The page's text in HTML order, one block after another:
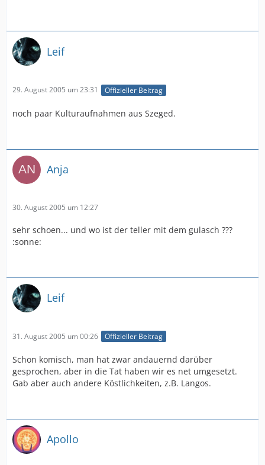
Leif
29. August 2005 um 23:31 Offizieller Beitrag
noch paar Kulturaufnahmen aus Szeged.
Anja
30. August 2005 um 12:27
sehr schoen... und wo ist der teller mit dem gulasch ???
:sonne:
Leif
31. August 2005 um 00:26 Offizieller Beitrag
Schon komisch, man hat zwar andauernd darüber
gesprochen, aber in die Tat haben wir es net umgesetzt.
Gab aber auch andere Köstlichkeiten, z.B. Langos.
Apollo